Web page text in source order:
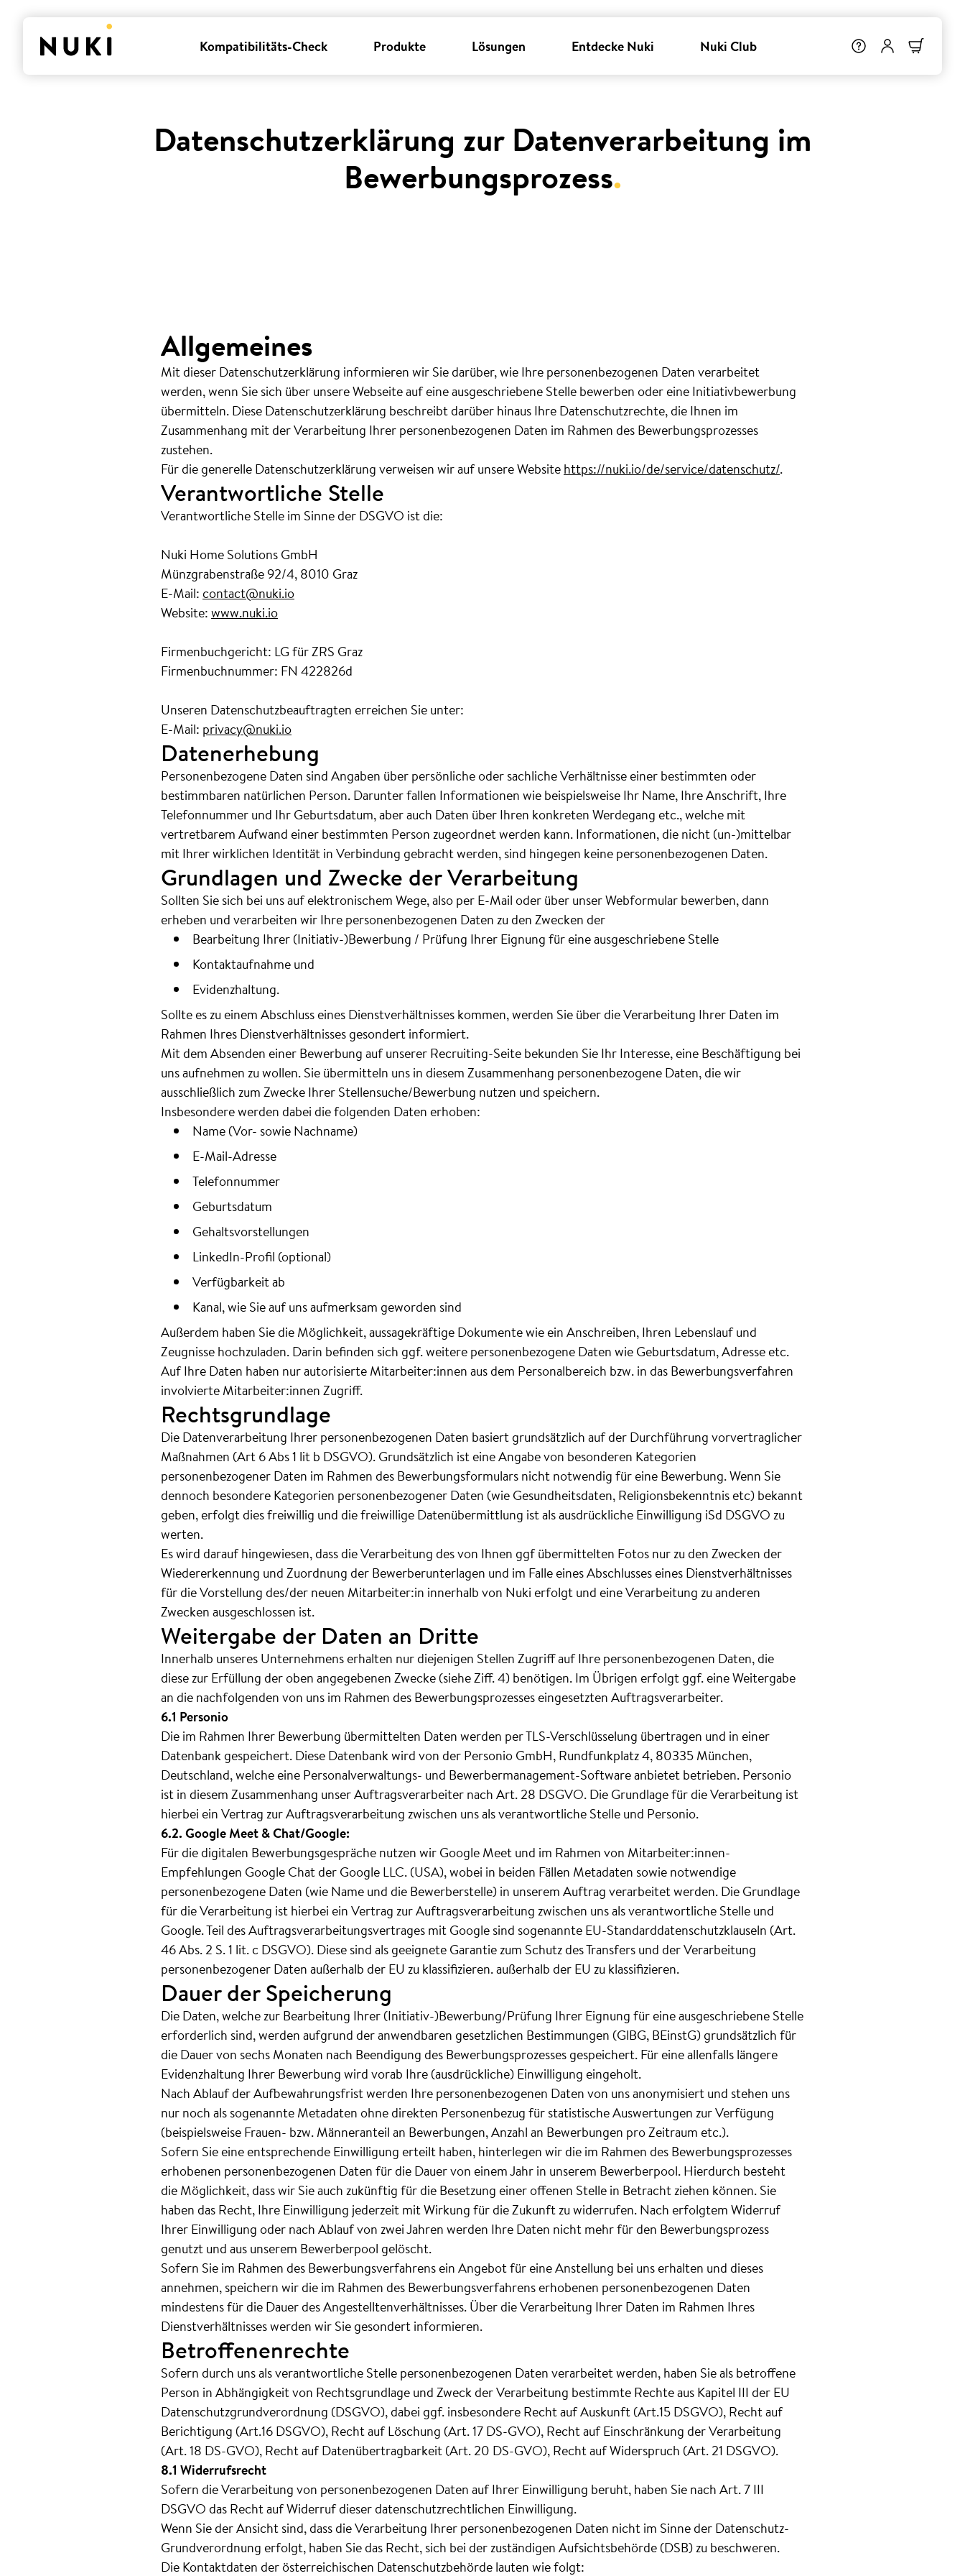
Kompatibilitäts-Check Produkte Lösungen Entdecke Nuki Nuki Club
Datenschutzerklärung zur Datenverarbeitung im
Bewerbungsprozess.
Allgemeines
Mit dieser Datenschutzerklärung informieren wir Sie darüber, wie Ihre personenbezogenen Daten verarbeitet
werden, wenn Sie sich über unsere Webseite auf eine ausgeschriebene Stelle bewerben oder eine Initiativbewerbung
übermitteln. Diese Datenschutzerklärung beschreibt darüber hinaus Ihre Datenschutzrechte, die Ihnen im
Zusammenhang mit der Verarbeitung Ihrer personenbezogenen Daten im Rahmen des Bewerbungsprozesses
zustehen.
Für die generelle Datenschutzerklärung verweisen wir auf unsere Websitehttps://nuki.io/de/service/datenschutz/.
Verantwortliche Stelle
Verantwortliche Stelle im Sinne der DSGVO ist die:
Nuki Home Solutions GmbH
Münzgrabenstraße 92/4, 8010 Graz
E-Mail:contact@nuki.io
Website:www.nuki.io
Firmenbuchgericht: LG für ZRS Graz
Firmenbuchnummer: FN 422826d
Unseren Datenschutzbeauftragten erreichen Sie unter:
E-Mail: privacy@nuki.io
Datenerhebung
Personenbezogene Daten sind Angaben über persönliche oder sachliche Verhältnisse einer bestimmten oder
bestimmbaren natürlichen Person. Darunter fallen Informationen wie beispielsweise Ihr Name, Ihre Anschrift, Ihre
Telefonnummer und Ihr Geburtsdatum, aber auch Daten über Ihren konkreten Werdegang etc., welche mit
vertretbarem Aufwand einer bestimmten Person zugeordnet werden kann. Informationen, die nicht (un-)mittelbar
mit Ihrer wirklichen Identität in Verbindung gebracht werden, sind hingegen keine personenbezogenen Daten.
Grundlagen und Zwecke der Verarbeitung
Sollten Sie sich bei uns auf elektronischem Wege, also per E-Mail oder über unser Webformular bewerben, dann
erheben und verarbeiten wir Ihre personenbezogenen Daten zu den Zwecken der
Bearbeitung Ihrer (Initiativ-)Bewerbung / Prüfung Ihrer Eignung für eine ausgeschriebene Stelle
Kontaktaufnahme und
Evidenzhaltung.
Sollte es zu einem Abschluss eines Dienstverhältnisses kommen, werden Sie über die Verarbeitung Ihrer Daten im
Rahmen Ihres Dienstverhältnisses gesondert informiert.
Mit dem Absenden einer Bewerbung auf unserer Recruiting-Seite bekunden Sie Ihr Interesse, eine Beschäftigung bei
uns aufnehmen zu wollen. Sie übermitteln uns in diesem Zusammenhang personenbezogene Daten, die wir
ausschließlich zum Zwecke Ihrer Stellensuche/Bewerbung nutzen und speichern.
Insbesondere werden dabei die folgenden Daten erhoben:
Name (Vor- sowie Nachname)
E-Mail-Adresse
Telefonnummer
Geburtsdatum
Gehaltsvorstellungen
LinkedIn-Profil (optional)
Verfügbarkeit ab
Kanal, wie Sie auf uns aufmerksam geworden sind
Außerdem haben Sie die Möglichkeit, aussagekräftige Dokumente wie ein Anschreiben, Ihren Lebenslauf und
Zeugnisse hochzuladen. Darin befinden sich ggf. weitere personenbezogene Daten wie Geburtsdatum, Adresse etc.
Auf Ihre Daten haben nur autorisierte Mitarbeiter:innen aus dem Personalbereich bzw. in das Bewerbungsverfahren
involvierte Mitarbeiter:innen Zugriff.
Rechtsgrundlage
Die Datenverarbeitung Ihrer personenbezogenen Daten basiert grundsätzlich auf der Durchführung vorvertraglicher
Maßnahmen (Art 6 Abs 1 lit b DSGVO). Grundsätzlich ist eine Angabe von besonderen Kategorien
personenbezogener Daten im Rahmen des Bewerbungsformulars nicht notwendig für eine Bewerbung. Wenn Sie
dennoch besondere Kategorien personenbezogener Daten (wie Gesundheitsdaten, Religionsbekenntnis etc) bekannt
geben, erfolgt dies freiwillig und die freiwillige Datenübermittlung ist als ausdrückliche Einwilligung iSd DSGVO zu
werten.
Es wird darauf hingewiesen, dass die Verarbeitung des von Ihnen ggf übermittelten Fotos nur zu den Zwecken der
Wiedererkennung und Zuordnung der Bewerberunterlagen und im Falle eines Abschlusses eines Dienstverhältnisses
für die Vorstellung des/der neuen Mitarbeiter:in innerhalb von Nuki erfolgt und eine Verarbeitung zu anderen
Zwecken ausgeschlossen ist.
Weitergabe der Daten an Dritte
Innerhalb unseres Unternehmens erhalten nur diejenigen Stellen Zugriff auf Ihre personenbezogenen Daten, die
diese zur Erfüllung der oben angegebenen Zwecke (siehe Ziff. 4) benötigen. Im Übrigen erfolgt ggf. eine Weitergabe
an die nachfolgenden von uns im Rahmen des Bewerbungsprozesses eingesetzten Auftragsverarbeiter.
6.1 Personio
Die im Rahmen Ihrer Bewerbung übermittelten Daten werden per TLS-Verschlüsselung übertragen und in einer
Datenbank gespeichert. Diese Datenbank wird von der Personio GmbH, Rundfunkplatz 4, 80335 München,
Deutschland, welche eine Personalverwaltungs- und Bewerbermanagement-Software anbietet betrieben. Personio
ist in diesem Zusammenhang unser Auftragsverarbeiter nach Art. 28 DSGVO. Die Grundlage für die Verarbeitung ist
hierbei ein Vertrag zur Auftragsverarbeitung zwischen uns als verantwortliche Stelle und Personio.
6.2. Google Meet & Chat/Google:
Für die digitalen Bewerbungsgespräche nutzen wir Google Meet und im Rahmen von Mitarbeiter:innen-
Empfehlungen Google Chat der Google LLC. (USA), wobei in beiden Fällen Metadaten sowie notwendige
personenbezogene Daten (wie Name und die Bewerberstelle) in unserem Auftrag verarbeitet werden. Die Grundlage
für die Verarbeitung ist hierbei ein Vertrag zur Auftragsverarbeitung zwischen uns als verantwortliche Stelle und
Google. Teil des Auftragsverarbeitungsvertrages mit Google sind sogenannte EU-Standarddatenschutzklauseln (Art.
46 Abs. 2 S. 1 lit. c DSGVO). Diese sind als geeignete Garantie zum Schutz des Transfers und der Verarbeitung
personenbezogener Daten außerhalb der EU zu klassifizieren. außerhalb der EU zu klassifizieren.
Dauer der Speicherung
Die Daten, welche zur Bearbeitung Ihrer (Initiativ-)Bewerbung/Prüfung Ihrer Eignung für eine ausgeschriebene Stelle
erforderlich sind, werden aufgrund der anwendbaren gesetzlichen Bestimmungen (GlBG, BEinstG) grundsätzlich für
die Dauer von sechs Monaten nach Beendigung des Bewerbungsprozesses gespeichert. Für eine allenfalls längere
Evidenzhaltung Ihrer Bewerbung wird vorab Ihre (ausdrückliche) Einwilligung eingeholt.
Nach Ablauf der Aufbewahrungsfrist werden Ihre personenbezogenen Daten von uns anonymisiert und stehen uns
nur noch als sogenannte Metadaten ohne direkten Personenbezug für statistische Auswertungen zur Verfügung
(beispielsweise Frauen- bzw. Männeranteil an Bewerbungen, Anzahl an Bewerbungen pro Zeitraum etc.).
Sofern Sie eine entsprechende Einwilligung erteilt haben, hinterlegen wir die im Rahmen des Bewerbungsprozesses
erhobenen personenbezogenen Daten für die Dauer von einem Jahr in unserem Bewerberpool. Hierdurch besteht
die Möglichkeit, dass wir Sie auch zukünftig für die Besetzung einer offenen Stelle in Betracht ziehen können. Sie
haben das Recht, Ihre Einwilligung jederzeit mit Wirkung für die Zukunft zu widerrufen. Nach erfolgtem Widerruf
Ihrer Einwilligung oder nach Ablauf von zwei Jahren werden Ihre Daten nicht mehr für den Bewerbungsprozess
genutzt und aus unserem Bewerberpool gelöscht.
Sofern Sie im Rahmen des Bewerbungsverfahrens ein Angebot für eine Anstellung bei uns erhalten und dieses
annehmen, speichern wir die im Rahmen des Bewerbungsverfahrens erhobenen personenbezogenen Daten
mindestens für die Dauer des Angestelltenverhältnisses. Über die Verarbeitung Ihrer Daten im Rahmen Ihres
Dienstverhältnisses werden wir Sie gesondert informieren.
Betroffenenrechte
Sofern durch uns als verantwortliche Stelle personenbezogenen Daten verarbeitet werden, haben Sie als betroffene
Person in Abhängigkeit von Rechtsgrundlage und Zweck der Verarbeitung bestimmte Rechte aus Kapitel III der EU
Datenschutzgrundverordnung (DSGVO), dabei ggf. insbesondere Recht auf Auskunft (Art.15 DSGVO), Recht auf
Berichtigung (Art.16 DSGVO), Recht auf Löschung (Art. 17 DS-GVO), Recht auf Einschränkung der Verarbeitung
(Art. 18 DS-GVO), Recht auf Datenübertragbarkeit (Art. 20 DS-GVO), Recht auf Widerspruch (Art. 21 DSGVO).
8.1 Widerrufsrecht
Sofern die Verarbeitung von personenbezogenen Daten auf Ihrer Einwilligung beruht, haben Sie nach Art. 7 III
DSGVO das Recht auf Widerruf dieser datenschutzrechtlichen Einwilligung.
Wenn Sie der Ansicht sind, dass die Verarbeitung Ihrer personenbezogenen Daten nicht im Sinne der Datenschutz-
Grundverordnung erfolgt, haben Sie das Recht, sich bei der zuständigen Aufsichtsbehörde (DSB) zu beschweren.
Die Kontaktdaten der österreichischen Datenschutzbehörde lauten wie folgt: